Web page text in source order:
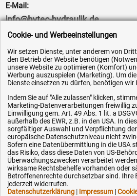
E-Mail:
info@hytec-hydraulik.de
Hilfe & Service
Zahlungsarten
Service
AGB / Widerrufsrecht
Datenschutz
Impressum
Karriere
OEM-Ersatzteile
Cookie- und Werbeeinstellungen
Wir setzen Dienste, unter anderem von
den Betrieb der Website benötigen
unsere Website zu optimieren (Komfort)
Werbung auszuspielen (Marketing). Um
Dienste einsetzen zu dürfen, benötigen wir
Indem Sie auf "Alle zulassen" klicken,
Marketing-Datenverarbeitungen freiwillig
Einwilligung gem. Art. 49 Abs. 1 lit. a
außerhalb des EWR, z.B. in den USA. In
sorgfältiger Auswahl und Verpflichtung
europäische Datenschutzniveau nicht
Sofern eine Datenübermittlung in die USA
das Risiko, dass diese Daten von US-
Überwachungszwecken verarbeitet
wirksame Rechtsbehelfe vorhanden oder
Betroffenenrechte durchsetzbar sind. Ihre
jederzeit widerrufen.
Datenschutzerklärung | Impressum |